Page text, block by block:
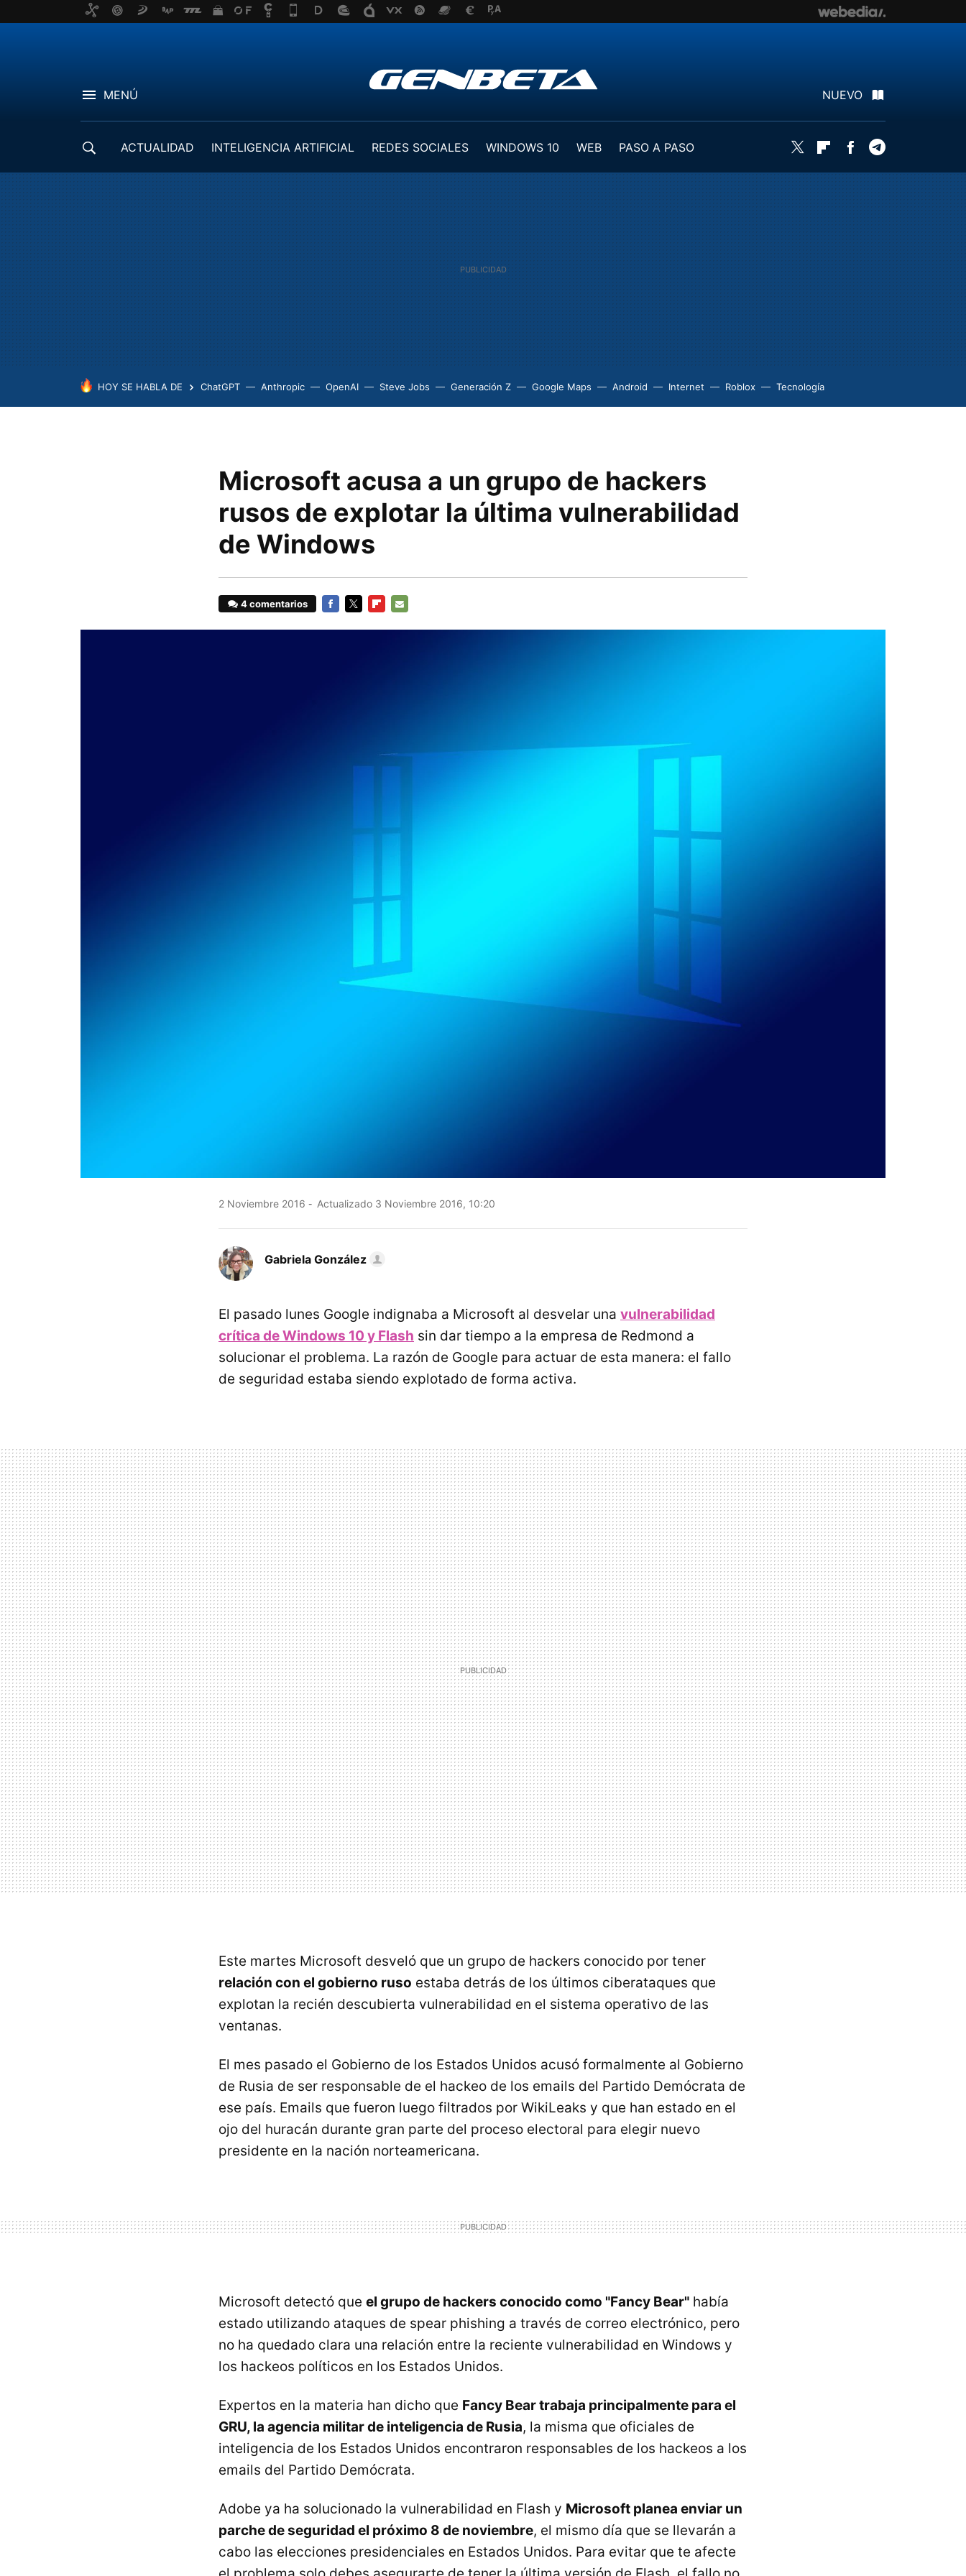
MENÚ NUEVO
ACTUALIDAD INTELIGENCIA ARTIFICIAL REDES SOCIALES WINDOWS 10 WEB
PASO A PASO
Twitter FlipboardFacebook
HOY SE HABLA DE ChatGPT Anthropic OpenAI Steve Jobs Generación Z Google Maps Android Internet Roblox Tecnología
Microsoft acusa a un grupo de hackers
rusos de explotar la última vulnerabilidad
de Windows
4 comentarios
2 Noviembre 2016 Actualizado 3 Noviembre 2016, 10:20
Gabriela González
El pasado lunes Google indignaba a Microsoft al desvelar una vulnerabilidad
crítica de Windows 10 y Flash sin dar tiempo a la empresa de Redmond a
solucionar el problema. La razón de Google para actuar de esta manera: el fallo
de seguridad estaba siendo explotado de forma activa.
Este martes Microsoft desveló que un grupo de hackers conocido por tener
relación con el gobierno ruso estaba detrás de los últimos ciberataques que
explotan la recién descubierta vulnerabilidad en el sistema operativo de las
ventanas.
El mes pasado el Gobierno de los Estados Unidos acusó formalmente al Gobierno
de Rusia de ser responsable de el hackeo de los emails del Partido Demócrata de
ese país. Emails que fueron luego filtrados por WikiLeaks y que han estado en el
ojo del huracán durante gran parte del proceso electoral para elegir nuevo
presidente en la nación norteamericana.
Microsoft detectó que el grupo de hackers conocido como "Fancy Bear" había
estado utilizando ataques de spear phishing a través de correo electrónico, pero
no ha quedado clara una relación entre la reciente vulnerabilidad en Windows y
los hackeos políticos en los Estados Unidos.
Expertos en la materia han dicho que Fancy Bear trabaja principalmente para el
GRU, la agencia militar de inteligencia de Rusia, la misma que oficiales de
inteligencia de los Estados Unidos encontraron responsables de los hackeos a los
emails del Partido Demócrata.
Adobe ya ha solucionado la vulnerabilidad en Flash y Microsoft planea enviar un
parche de seguridad el próximo 8 de noviembre, el mismo día que se llevarán a
cabo las elecciones presidenciales en Estados Unidos. Para evitar que te afecte